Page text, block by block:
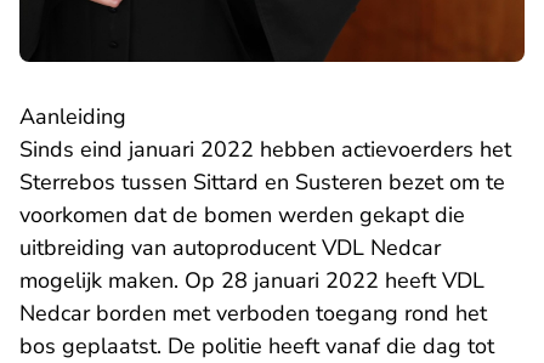
Aanleiding
Sinds eind januari 2022 hebben actievoerders het
Sterrebos tussen Sittard en Susteren bezet om te
voorkomen dat de bomen werden gekapt die
uitbreiding van autoproducent VDL Nedcar
mogelijk maken. Op 28 januari 2022 heeft VDL
Nedcar borden met verboden toegang rond het
bos geplaatst. De politie heeft vanaf die dag tot